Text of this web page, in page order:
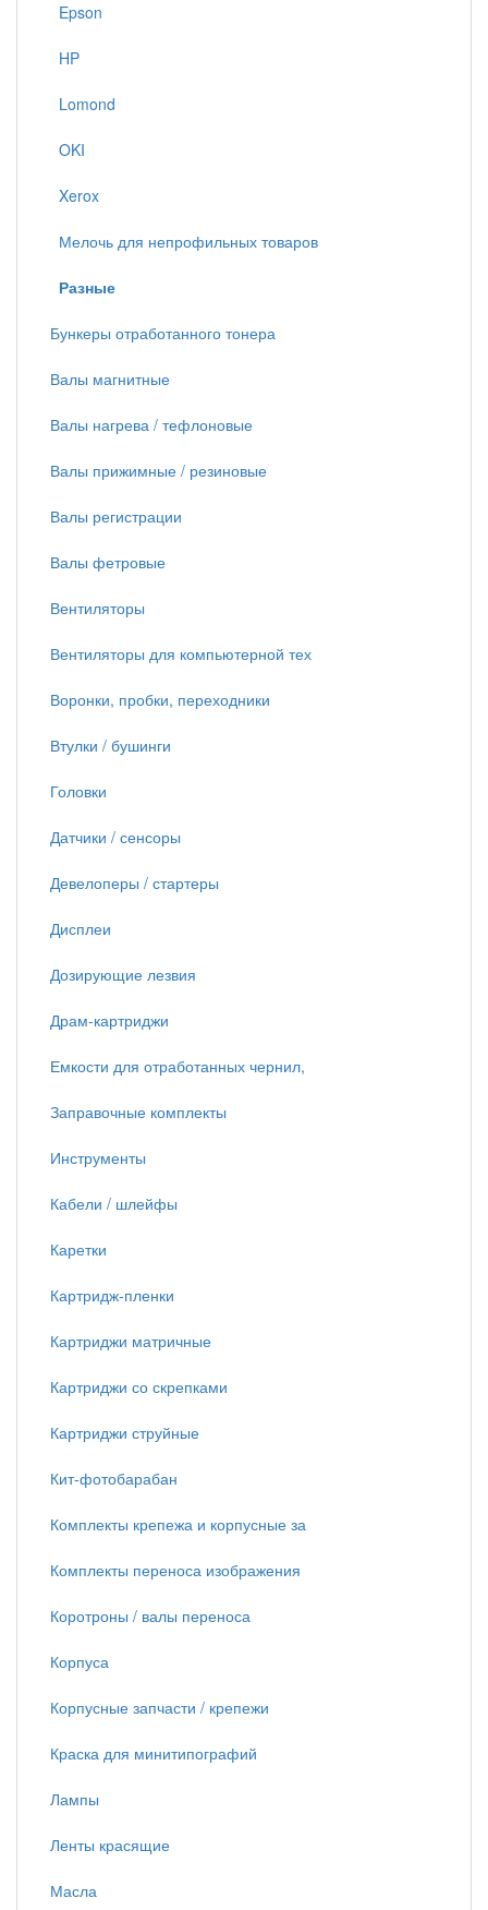
Epson
HP
Lomond
OKI
Xerox
Мелочь для непрофильных товаров
Разные
Бункеры отработанного тонера
Валы магнитные
Валы нагрева / тефлоновые
Валы прижимные / резиновые
Валы регистрации
Валы фетровые
Вентиляторы
Вентиляторы для компьютерной тех
Воронки, пробки, переходники
Втулки / бушинги
Головки
Датчики / сенсоры
Девелоперы / стартеры
Дисплеи
Дозирующие лезвия
Драм-картриджи
Емкости для отработанных чернил,
Заправочные комплекты
Инструменты
Кабели / шлейфы
Каретки
Картридж-пленки
Картриджи матричные
Картриджи со скрепками
Картриджи струйные
Кит-фотобарабан
Комплекты крепежа и корпусные за
Комплекты переноса изображения
Коротроны / валы переноса
Корпуса
Корпусные запчасти / крепежи
Краска для минитипографий
Лампы
Ленты красящие
Масла